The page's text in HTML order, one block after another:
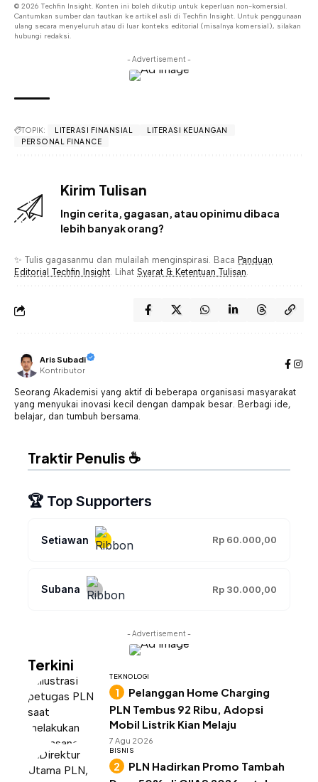
© 2026 Techfin Insight. Konten ini boleh dikutip untuk keperluan non-komersial.
Cantumkan sumber dan tautkan ke artikel asli di Techfin Insight. Untuk penggunaan
ulang secara menyeluruh atau di luar konteks editorial (misalnya komersial), silakan
hubungi redaksi.
- Advertisement -
TOPIK: LITERASI FINANSIAL
LITERASI KEUANGAN
PERSONAL FINANCE
Kirim Tulisan
Ingin cerita, gagasan, atau opinimu dibaca
lebih banyak orang?
✨ Tulis gagasanmu dan mulailah menginspirasi. Baca Panduan
Editorial Techfin Insight. Lihat Syarat & Ketentuan Tulisan.
Aris Subadi
Kontributor
Seorang Akademisi yang aktif di beberapa organisasi masyarakat
yang menyukai inovasi kecil dengan dampak besar. Berbagi ide,
belajar, dan tumbuh bersama.
Traktir Penulis ☕
🏆 Top Supporters
Setiawan Rp 60.000,00
Subana Rp 30.000,00
- Advertisement -
Terkini
TEKNOLOGI
Pelanggan Home Charging
PLN Tembus 92 Ribu, Adopsi
Mobil Listrik Kian Melaju
7 Agu 2026
BISNIS
PLN Hadirkan Promo Tambah